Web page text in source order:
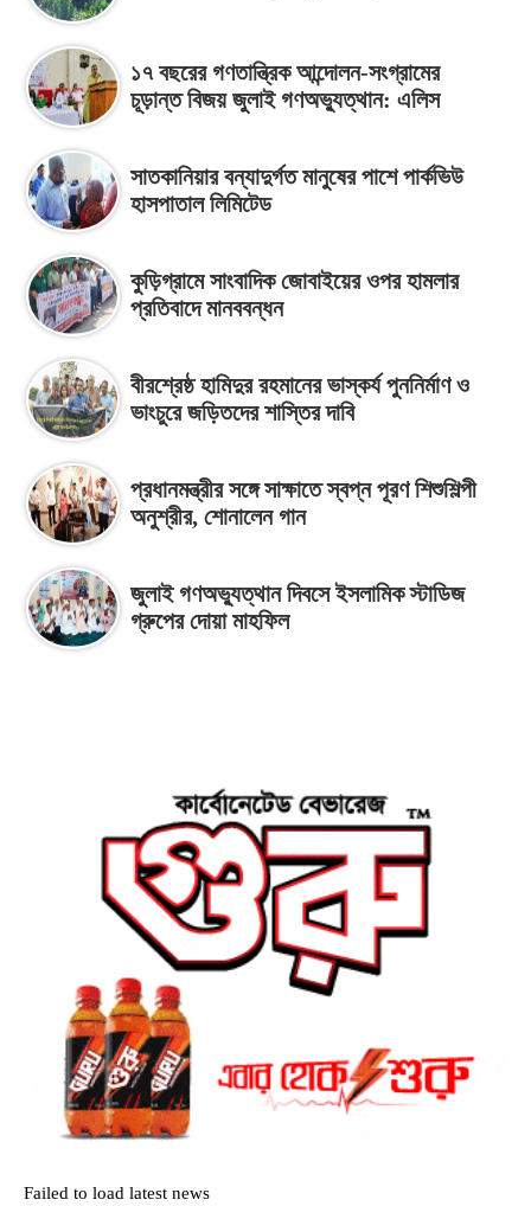
১৭ বছরের গণতান্ত্রিক আন্দোলন-সংগ্রামের
চূড়ান্ত বিজয় জুলাই গণঅভ্যুত্থান: এলিস
সাতকানিয়ার বন্যাদুর্গত মানুষের পাশে পার্কভিউ
হাসপাতাল লিমিটেড
কুড়িগ্রামে সাংবাদিক জোবাইয়ের ওপর হামলার
প্রতিবাদে মানববন্ধন
বীরশ্রেষ্ঠ হামিদুর রহমানের ভাস্কর্য পুননির্মাণ ও
ভাংচুরে জড়িতদের শাস্তির দাবি
প্রধানমন্ত্রীর সঙ্গে সাক্ষাতে স্বপ্ন পূরণ শিশুশিল্পী
অনুশ্রীর, শোনালেন গান
জুলাই গণঅভ্যুত্থান দিবসে ইসলামিক স্টাডিজ
গ্রুপের দোয়া মাহফিল
Failed to load latest news